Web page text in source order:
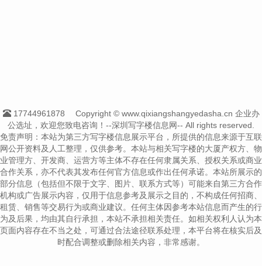
17744961878
Copyright © www.qixiangshangyedasha.cn 企业办
公选址，欢迎您致电咨询！--深圳写字楼信息网-- All rights reserved.
免责声明：本站为第三方写字楼信息展示平台，所提供的信息来源于互联
网公开资料及人工整理，仅供参考。本站与相关写字楼的大厦产权方、物
业管理方、开发商、运营方等主体不存在任何隶属关系、授权关系或商业
合作关系，亦不代表其发布任何官方信息或作出任何承诺。本站所展示的
部分信息（包括但不限于文字、图片、联系方式等）可能来自第三方合作
机构或广告展示内容，仅用于信息参考及展示之目的，不构成任何招商、
租赁、销售等交易行为或商业建议。任何主体因参考本站信息而产生的行
为及后果，均由其自行承担，本站不承担相关责任。如相关权利人认为本
页面内容存在不当之处，可通过合法途径联系处理，本平台将在核实后及
时配合调整或删除相关内容，非常感谢。